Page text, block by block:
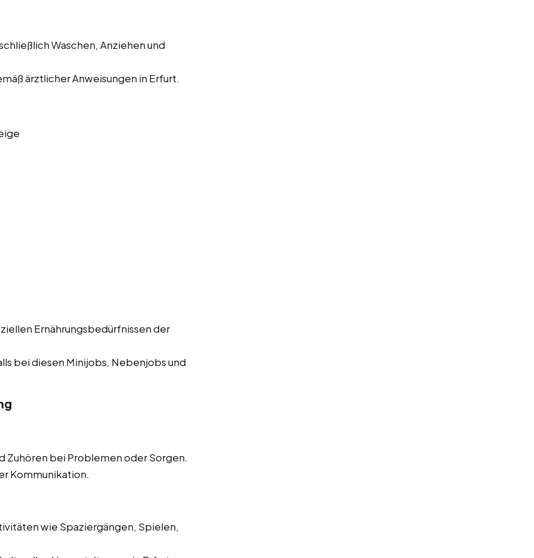
Waschen, Anziehen und
ärztlicher Anweisungen in Erfurt.
Ernährungsbedürfnissen der
bei diesen Minijobs, Nebenjobs und
Zuhören bei Problemen oder Sorgen.
Kommunikation.
wie Spaziergängen, Spielen,